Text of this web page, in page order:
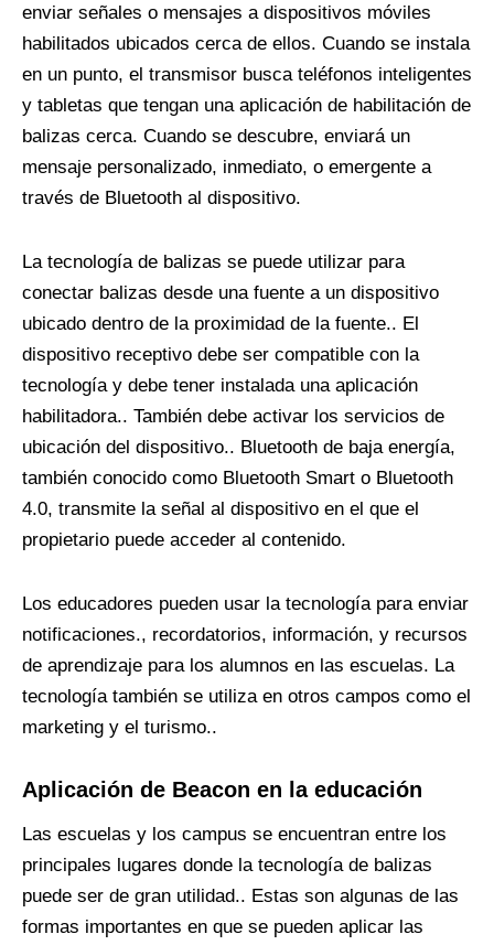
enviar señales o mensajes a dispositivos móviles
habilitados ubicados cerca de ellos. Cuando se instala
en un punto, el transmisor busca teléfonos inteligentes
y tabletas que tengan una aplicación de habilitación de
balizas cerca. Cuando se descubre, enviará un
mensaje personalizado, inmediato, o emergente a
través de Bluetooth al dispositivo.
La tecnología de balizas se puede utilizar para
conectar balizas desde una fuente a un dispositivo
ubicado dentro de la proximidad de la fuente.. El
dispositivo receptivo debe ser compatible con la
tecnología y debe tener instalada una aplicación
habilitadora.. También debe activar los servicios de
ubicación del dispositivo.. Bluetooth de baja energía,
también conocido como Bluetooth Smart o Bluetooth
4.0, transmite la señal al dispositivo en el que el
propietario puede acceder al contenido.
Los educadores pueden usar la tecnología para enviar
notificaciones., recordatorios, información, y recursos
de aprendizaje para los alumnos en las escuelas. La
tecnología también se utiliza en otros campos como el
marketing y el turismo..
Aplicación de Beacon en la educación
Las escuelas y los campus se encuentran entre los
principales lugares donde la tecnología de balizas
puede ser de gran utilidad.. Estas son algunas de las
formas importantes en que se pueden aplicar las